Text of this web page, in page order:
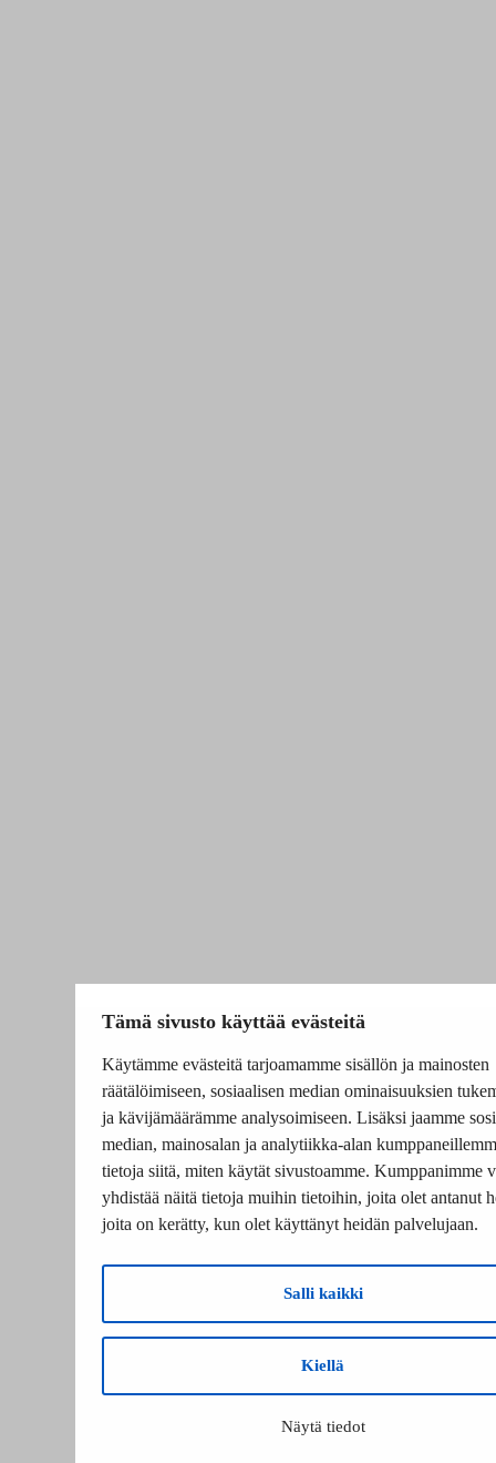
Tämä sivusto käyttää evästeitä
Käytämme evästeitä tarjoamamme sisällön ja mainosten
räätälöimiseen, sosiaalisen median ominaisuuksien
ja kävijämäärämme analysoimiseen. Lisäksi jaamme
median, mainosalan ja analytiikka-alan
tietoja siitä, miten käytät sivustoamme. Kumppanimme
yhdistää näitä tietoja muihin tietoihin, joita olet antanut
joita on kerätty, kun olet käyttänyt heidän palvelujaan.
Salli kaikki
Kiellä
Näytä tiedot